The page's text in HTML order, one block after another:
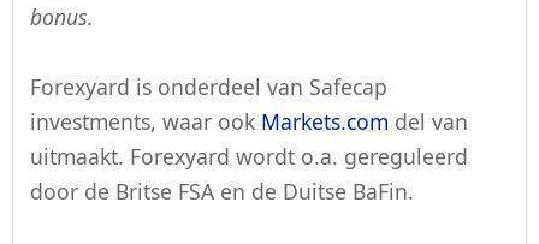
bonus.
Forexyard is onderdeel van Safecap
investments, waar ook Markets.com del van
uitmaakt. Forexyard wordt o.a. gereguleerd
door de Britse FSA en de Duitse BaFin.